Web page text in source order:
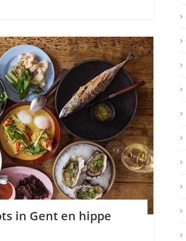
in Gent en hippe